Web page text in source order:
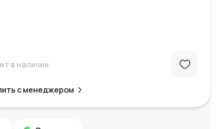
в наличии
с менеджером